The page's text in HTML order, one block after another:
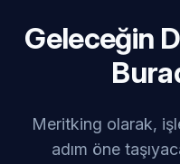
Geleceğin
Meritking olarak,
adım öne